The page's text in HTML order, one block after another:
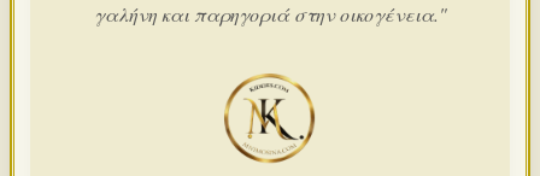
γαλήνη και παρηγοριά στην οικογένεια."